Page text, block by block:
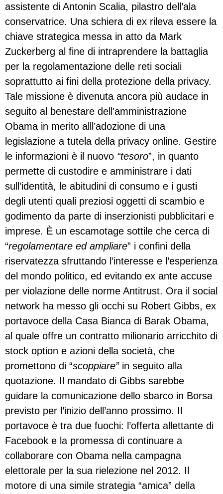
assistente di Antonin Scalia, pilastro dell’ala
conservatrice. Una schiera di ex rileva essere la
chiave strategica messa in atto da Mark
Zuckerberg al fine di intraprendere la battaglia
per la regolamentazione delle reti sociali
soprattutto ai fini della protezione della privacy.
Tale missione è divenuta ancora più audace in
seguito al benestare dell’amministrazione
Obama in merito alll’adozione di una
legislazione a tutela della privacy online. Gestire
le informazioni è il nuovo “tesoro”, in quanto
permette di custodire e amministrare i dati
sull’identità, le abitudini di consumo e i gusti
degli utenti quali preziosi oggetti di scambio e
godimento da parte di inserzionisti pubblicitari e
imprese. È un escamotage sottile che cerca di
“regolamentare ed ampliare” i confini della
riservatezza sfruttando l’interesse e l’esperienza
del mondo politico, ed evitando ex ante accuse
per violazione delle norme Antitrust. Ora il social
network ha messo gli occhi su Robert Gibbs, ex
portavoce della Casa Bianca di Barak Obama,
al quale offre un contratto milionario arricchito di
stock option e azioni della società, che
promettono di “scoppiare”in seguito alla
quotazione. Il mandato di Gibbs sarebbe
guidare la comunicazione dello sbarco in Borsa
previsto per l’inizio dell’anno prossimo. Il
portavoce è tra due fuochi: l’offerta allettante di
Facebook e la promessa di continuare a
collaborare con Obama nella campagna
elettorale per la sua rielezione nel 2012. Il
motore di una simile strategia “amica” della